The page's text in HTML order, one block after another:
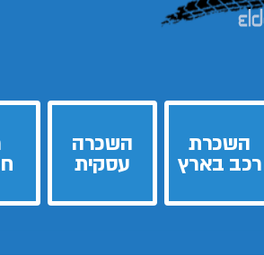
השכרת
רכב בארץ
השכרה
עסקית